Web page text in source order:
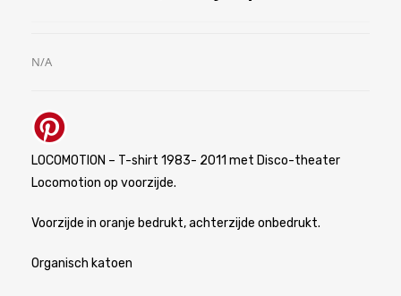
N/A
LOCOMOTION – T-shirt 1983- 2011 met Disco-theater
Locomotion op voorzijde.
Voorzijde in oranje bedrukt, achterzijde onbedrukt.
Organisch katoen